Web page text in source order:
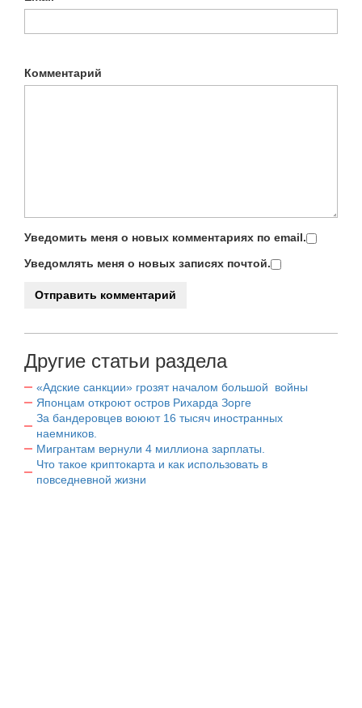
Комментарий
Уведомить меня о новых комментариях по email.
Уведомлять меня о новых записях почтой.
Другие статьи раздела
«Адские санкции» грозят началом большой войны
Японцам откроют остров Рихарда Зорге
За бандеровцев воюют 16 тысяч иностранных
наемников.
Мигрантам вернули 4 миллиона зарплаты.
Что такое криптокарта и как использовать в
повседневной жизни